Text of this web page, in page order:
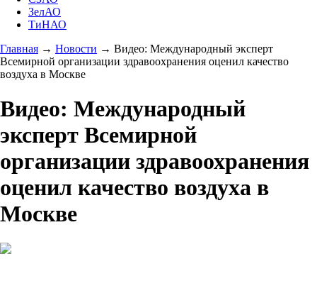
ЗелАО
ТиНАО
Главная → Новости → Видео: Международный эксперт
Всемирной организации здравоохранения оценил качество
воздуха в Москве
Видео: Международный
эксперт Всемирной
организации здравоохранения
оценил качество воздуха в
Москве